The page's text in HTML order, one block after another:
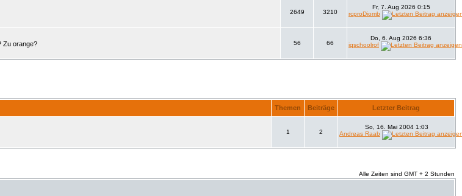
2649 3210
Fr, 7. Aug 2026 0:15
rcproDiomb
Zu orange? 56 66
Do, 6. Aug 2026 6:36
iqschoolrof
Themen Beiträge Letzter Beitrag
1 2
So, 16. Mai 2004 1:03
Andreas Raab
Alle Zeiten sind GMT + 2 Stunden